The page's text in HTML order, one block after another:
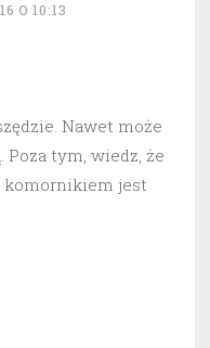
O 10:13
Nawet może
Poza tym, wiedz, że
komornikiem jest